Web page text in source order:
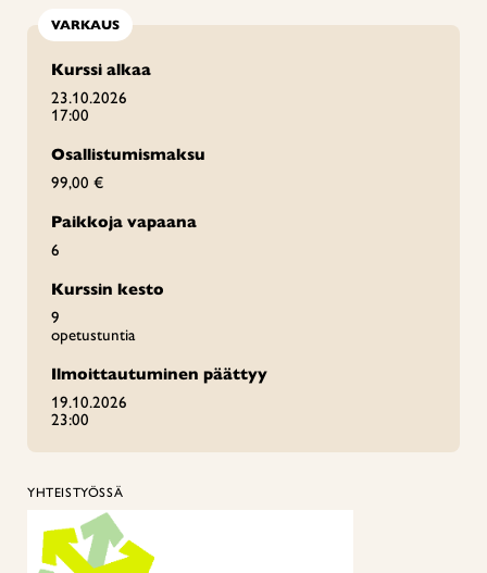
VARKAUS
Kurssi alkaa
23.10.2026
17:00
Osallistumismaksu
99,00 €
Paikkoja vapaana
6
Kurssin kesto
9
opetustuntia
Ilmoittautuminen päättyy
19.10.2026
23:00
YHTEISTYÖSSÄ